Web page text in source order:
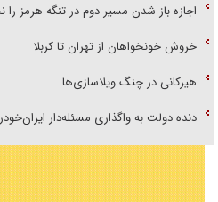
اجازه باز شدن مسیر دوم در تنگه هرمز را
خروش خونخواهان از تهران تا کربلا
هیرکانی در چنگ ویلاسازی‌ها
دنده دولت به واگذاری مسئله‌دار